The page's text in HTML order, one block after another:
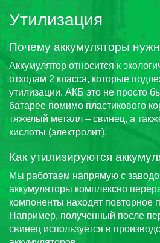
Утилизация
Почему аккумуляторы
Аккумулятор относится к
отходам 2 класса, которые
утилизации. АКБ это не просто
батарее помимо пластикового
тяжелый металл – свинец, а
кислоты (электролит).
Как утилизируются
Мы работаем напрямую с
аккумуляторы комплексно
компоненты находят повторное
Например, полученный после
свинец используется в